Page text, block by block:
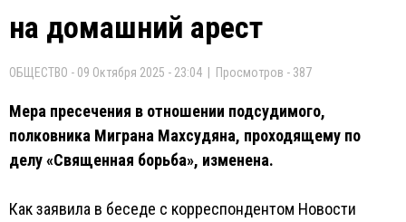
на домашний арест
ОБЩЕСТВО - 09 Октября 2025 - 23:04 | Просмотров - 387
Мера пресечения в отношении подсудимого,
полковника Миграна Махсудяна, проходящему по
делу «Священная борьба», изменена.
Как заявила в беседе с корреспондентом Новости